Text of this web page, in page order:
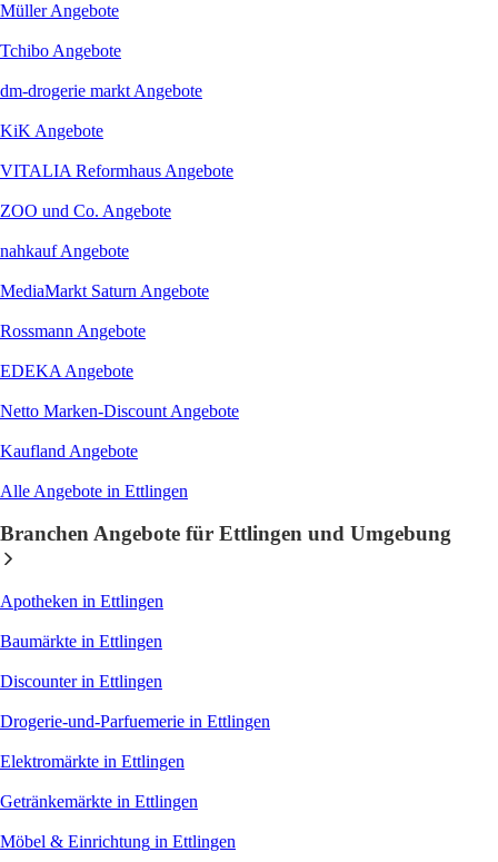
MüllerAngebote
Tchibo Angebote
dm-drogerie markt Angebote
KiK Angebote
VITALIA Reformhaus Angebote
ZOO und Co. Angebote
nahkaufAngebote
MediaMarkt Saturn Angebote
Rossmann Angebote
EDEKA Angebote
Netto Marken-Discount Angebote
Kaufland Angebote
Alle Angebote in Ettlingen
Branchen Angebote für Ettlingen und Umgebung
Apotheken in Ettlingen
Baumärkte in Ettlingen
Discounterin Ettlingen
Drogerie-und-Parfuemerie in Ettlingen
Elektromärkte in Ettlingen
Getränkemärkte in Ettlingen
Möbel & Einrichtung in Ettlingen